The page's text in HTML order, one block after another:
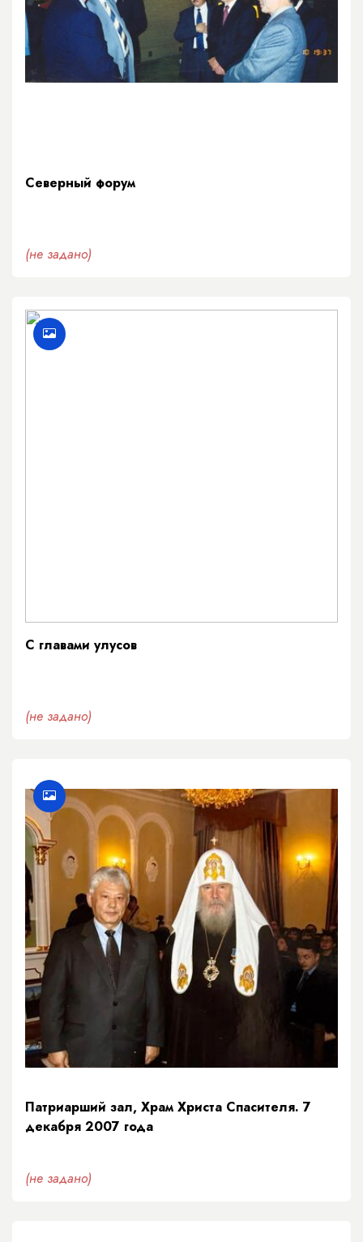
Северный форум
(не задано)
С главами улусов
(не задано)
Патриарший зал, Храм Христа Спасителя. 7
декабря 2007 года
(не задано)